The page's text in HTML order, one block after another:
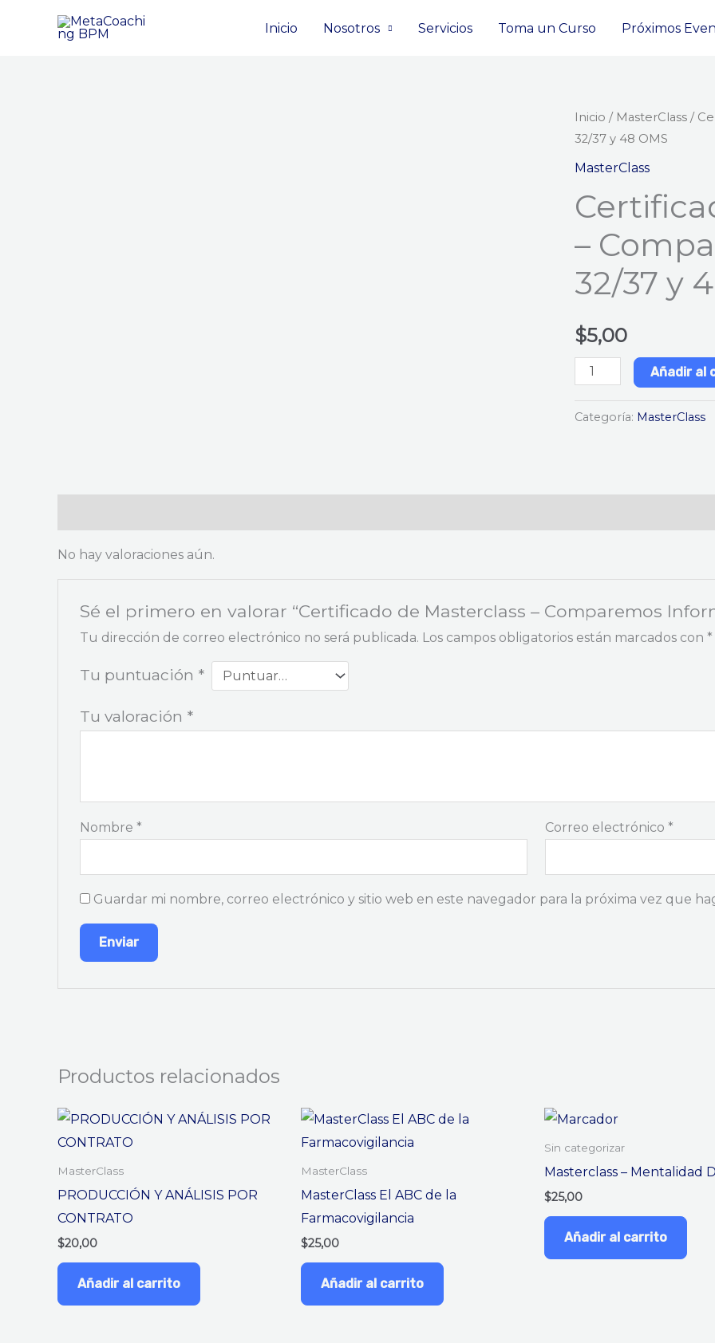
Inicio Nosotros Servicios Toma un Curso Próximos
Inicio / MasterClass /
32/37 y 48 OMS
MasterClass
–
32/37 y
$5,00
Certificado
de
Masterclass
Comparemos
Informe
32/37
y
OMS
cantidad
Añadir al
Categoría: MasterClass
No hay valoraciones aún.
Sé el primero en valorar “Certificado de Masterclass – Comparemos
Tu dirección de correo electrónico no será publicada. Los campos obligatorios están marcados con *
Tu puntuación *
Tu valoración *
Nombre * Correo electrónico*
Guardar mi nombre, correo electrónico y sitio web en este navegador para la próxima vez que
Productos relacionados
MasterClass
PRODUCCIÓN Y ANÁLISIS POR
CONTRATO
$20,00
Añadir al carrito
MasterClass
MasterClass El ABC de la
Farmacovigilancia
$25,00
Añadir al carrito
Sin categorizar
Masterclass – Mentalidad
$25,00
Añadir al carrito